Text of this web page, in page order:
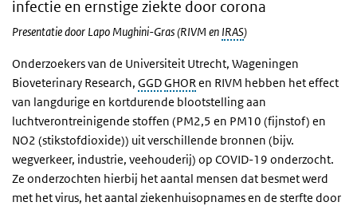
infectie en ernstige ziekte door corona
Presentatie door Lapo Mughini-Gras (RIVM en IRAS)
Onderzoekers van de Universiteit Utrecht, Wageningen
Bioveterinary Research, GGDGHORen RIVM hebben het effect
van langdurige en kortdurende blootstelling aan
luchtverontreinigende stoffen (PM2,5 en PM10 (fijnstof) en
NO2 (stikstofdioxide)) uit verschillende bronnen (bijv.
wegverkeer, industrie, veehouderij) op COVID-19 onderzocht.
Ze onderzochten hierbij het aantal mensen dat besmet werd
met het virus, het aantal ziekenhuisopnames en de sterfte door